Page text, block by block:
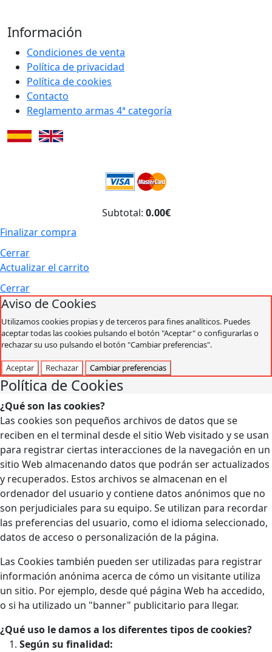
Información
Condiciones de venta
Política de privacidad
Política de cookies
Contacto
Reglamento armas 4ª categoría
Subtotal: 0.00€
Finalizar compra
Cerrar
Actualizar el carrito
Cerrar
Aviso de Cookies
Utilizamos cookies propias y de terceros para fines analíticos. Puedes
aceptar todas las cookies pulsando el botón "Aceptar" o configurarlas o
rechazar su uso pulsando el botón "Cambiar preferencias".
Aceptar Rechazar Cambiar preferencias
Política de Cookies
¿Qué son las cookies?
Las cookies son pequeños archivos de datos que se
reciben en el terminal desde el sitio Web visitado y se usan
para registrar ciertas interacciones de la navegación en un
sitio Web almacenando datos que podrán ser actualizados
y recuperados. Estos archivos se almacenan en el
ordenador del usuario y contiene datos anónimos que no
son perjudiciales para su equipo. Se utilizan para recordar
las preferencias del usuario, como el idioma seleccionado,
datos de acceso o personalización de la página.
Las Cookies también pueden ser utilizadas para registrar
información anónima acerca de cómo un visitante utiliza
un sitio. Por ejemplo, desde qué página Web ha accedido,
o si ha utilizado un "banner" publicitario para llegar.
¿Qué uso le damos a los diferentes tipos de cookies?
Según su finalidad: